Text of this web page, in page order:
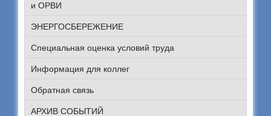
и ОРВИ
ЭНЕРГОСБЕРЕЖЕНИЕ
Специальная оценка условий труда
Информация для коллег
Обратная связь
АРХИВ СОБЫТИЙ